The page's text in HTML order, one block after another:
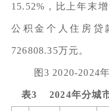
15.52%，比上年末
公积金个人住房贷
726808.35万元。
图3 2020-2024
表3 2024年分城